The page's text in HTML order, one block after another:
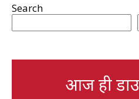
Search
आज ही